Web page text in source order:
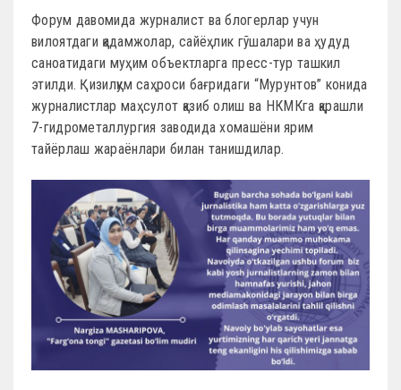
Форум давомида журналист ва блогерлар учун
вилоятдаги қадамжолар, сайёҳлик гўшалари ва ҳудуд
саноатидаги муҳим объектларга пресс-тур ташкил
этилди. Қизилқум саҳроси бағридаги “Мурунтов” конида
журналистлар маҳсулот қазиб олиш ва НКМКга қарашли
7-гидрометаллургия заводида хомашёни ярим
тайёрлаш жараёнлари билан танишдилар.